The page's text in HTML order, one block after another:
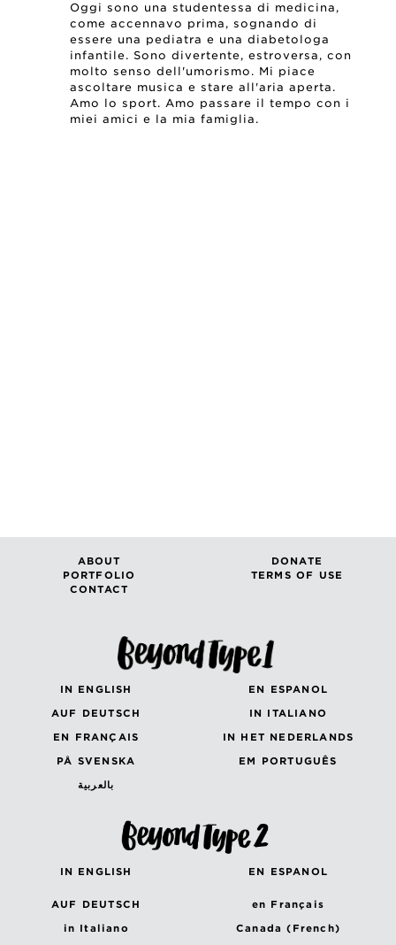
Oggi sono una studentessa di medicina,
come accennavo prima, sognando di
essere una pediatra e una diabetologa
infantile. Sono divertente, estroversa, con
molto senso dell'umorismo. Mi piace
ascoltare musica e stare all'aria aperta.
Amo lo sport. Amo passare il tempo con i
miei amici e la mia famiglia.
ABOUT
DONATE
PORTFOLIO
TERMS OF USE
CONTACT
IN ENGLISH
EN ESPANOL
AUF DEUTSCH
IN ITALIANO
EN FRANÇAIS
IN HET NEDERLANDS
PÅ SVENSKA
EM PORTUGUÊS
بالعربية
IN ENGLISH EN ESPANOL
AUF DEUTSCH
en Français
in Italiano
Canada (French)